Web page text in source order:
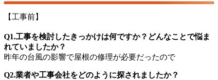
【工事前】
Q1.工事を検討したきっかけは何ですか？どんなことで悩ま
れていましたか？
昨年の台風の影響で屋根の修理が必要だったので
Q2.業者や工事会社をどのように探されましたか？